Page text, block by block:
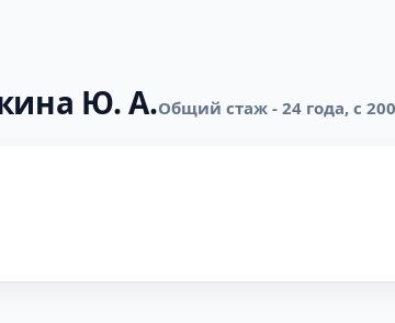
Ю. А.Общий стаж - 24 года, с